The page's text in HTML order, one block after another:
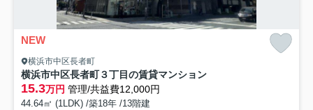
NEW
横浜市中区長者町
横浜市中区長者町３丁目の賃貸マンション
15.3万円 管理/共益費12,000円
44.64㎡ (1LDK) /築18年 /13階建